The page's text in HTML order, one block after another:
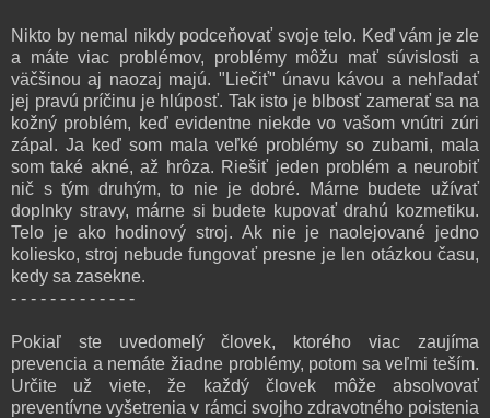
Nikto by nemal nikdy podceňovať svoje telo. Keď vám je zle
a máte viac problémov, problémy môžu mať súvislosti a
väčšinou aj naozaj majú. "Liečiť" únavu kávou a nehľadať
jej pravú príčinu je hlúposť. Tak isto je blbosť zamerať sa na
kožný problém, keď evidentne niekde vo vašom vnútri zúri
zápal. Ja keď som mala veľké problémy so zubami, mala
som také akné, až hrôza. Riešiť jeden problém a neurobiť
nič s tým druhým, to nie je dobré. Márne budete užívať
doplnky stravy, márne si budete kupovať drahú kozmetiku.
Telo je ako hodinový stroj. Ak nie je naolejované jedno
koliesko, stroj nebude fungovať presne je len otázkou času,
kedy sa zasekne.
- - - - - - - - - - - - -
Pokiaľ ste uvedomelý človek, ktorého viac zaujíma
prevencia a nemáte žiadne problémy, potom sa veľmi teším.
Určite už viete, že každý človek môže absolvovať
preventívne vyšetrenia v rámci svojho zdravotného poistenia